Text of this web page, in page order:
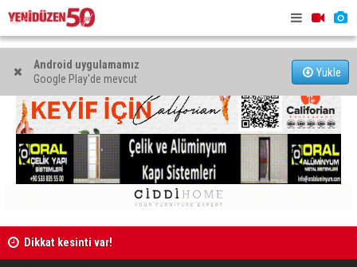
Android uygulamamız
Google Play'de mevcut
Yükle
Dikkat kesinti var!